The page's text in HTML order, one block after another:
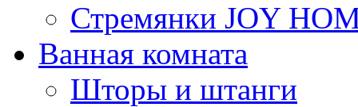
Стремянки JOY
Ванная комната
Шторы и штанги